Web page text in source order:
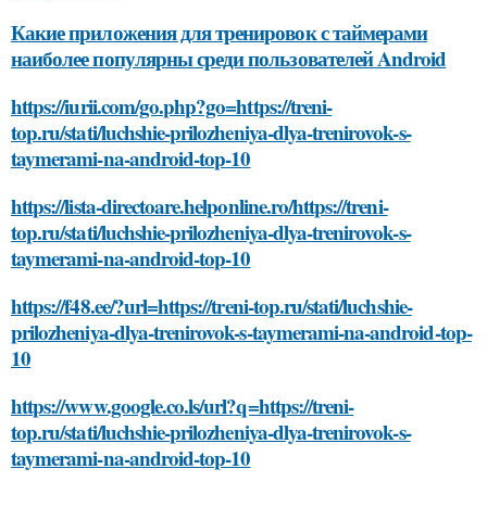
Какие приложения для тренировок с таймерами
наиболее популярны среди пользователей Android
https://iurii.com/go.php?go=https://treni-
top.ru/stati/luchshie-prilozheniya-dlya-trenirovok-s-
taymerami-na-android-top-10
https://lista-directoare.helponline.ro/https://treni-
top.ru/stati/luchshie-prilozheniya-dlya-trenirovok-s-
taymerami-na-android-top-10
https://f48.ee/?url=https://treni-top.ru/stati/luchshie-
prilozheniya-dlya-trenirovok-s-taymerami-na-android-top-
10
https://www.google.co.ls/url?q=https://treni-
top.ru/stati/luchshie-prilozheniya-dlya-trenirovok-s-
taymerami-na-android-top-10